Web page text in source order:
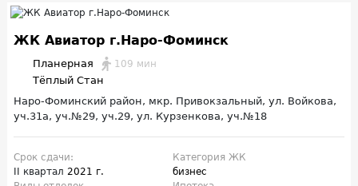
ЖК Авиатор г.Наро-Фоминск
Планерная 109 мин
Тёплый Стан
Наро-Фоминский район, мкр. Привокзальный, ул. Войкова,
уч.31а, уч.№29, уч.29, ул. Курзенкова, уч.№18
Срок сдачи:
II квартал 2021 г.
Категория ЖК
бизнес